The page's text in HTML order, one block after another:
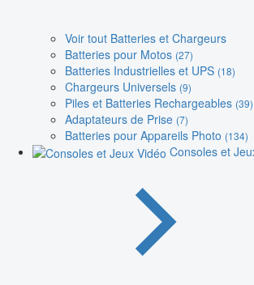
Voir tout Batteries et Chargeurs
Batteries pour Motos (27)
Batteries Industrielles et UPS (18)
Chargeurs Universels (9)
Piles et Batteries Rechargeables (39)
Adaptateurs de Prise (7)
Batteries pour Appareils Photo (134)
Consoles et